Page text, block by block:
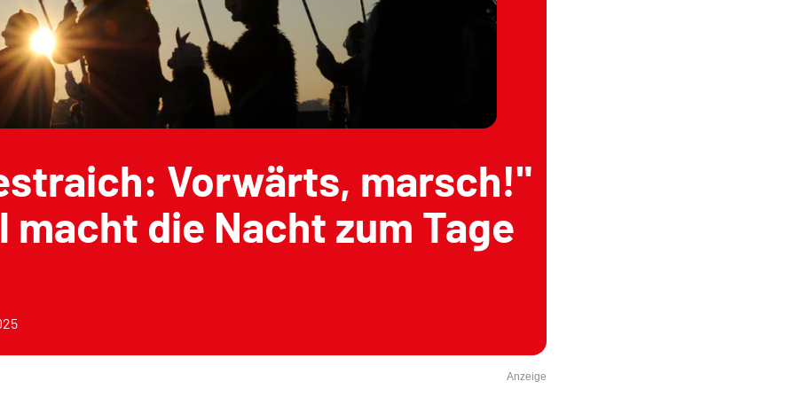
Vorwärts, marsch!"
macht die Nacht zum Tage
Anzeige